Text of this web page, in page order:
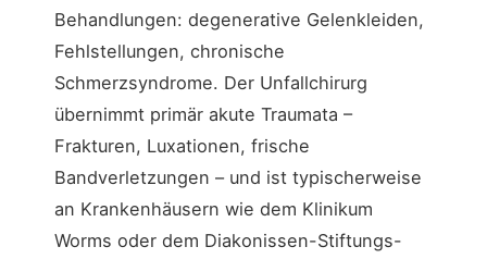
Behandlungen: degenerative Gelenkleiden,
Fehlstellungen, chronische
Schmerzsyndrome. Der Unfallchirurg
übernimmt primär akute Traumata –
Frakturen, Luxationen, frische
Bandverletzungen – und ist typischerweise
an Krankenhäusern wie dem Klinikum
Worms oder dem Diakonissen-Stiftungs-